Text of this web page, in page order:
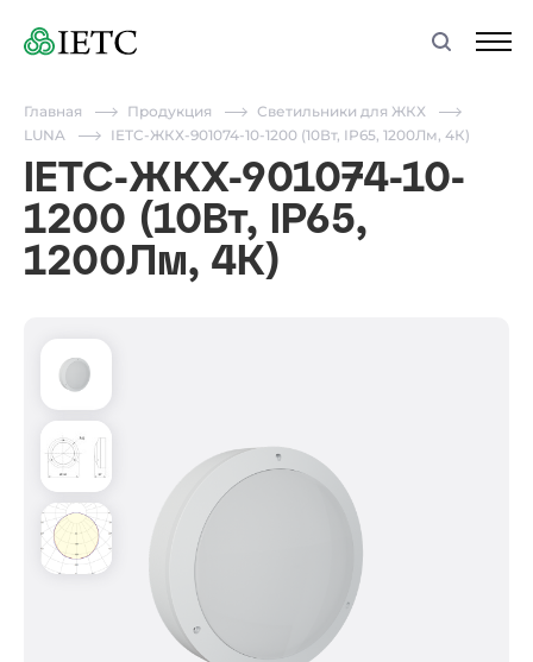
Главная Продукция
Светильники для ЖКХ
LUNA
IETC-ЖКХ-901074-10-1200 (10Вт, IP65, 1200Лм, 4К)
IETC-ЖКХ-901074-10-
1200 (10Вт, IP65,
1200Лм, 4К)